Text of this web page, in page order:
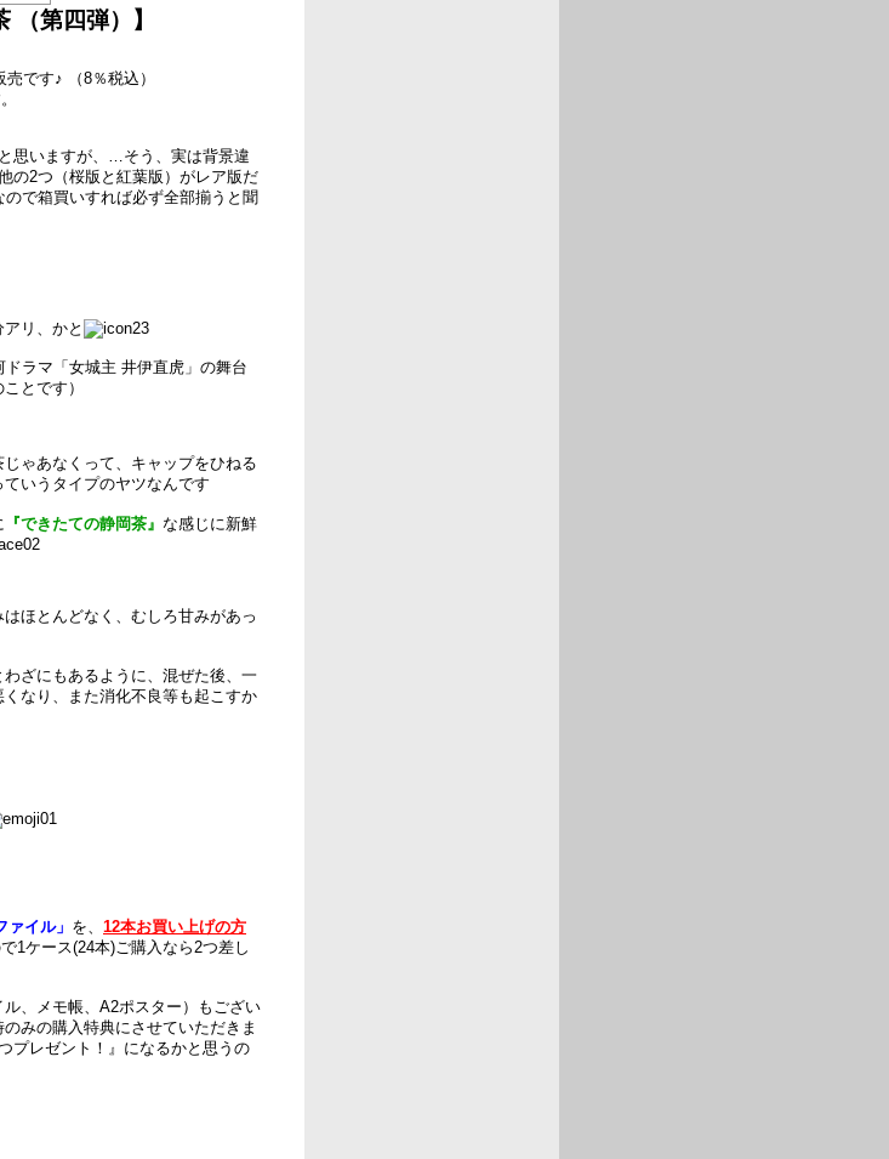
（第四弾）】
です♪ （8％税込）
思いますが、…そう、実は背景違
の2つ（桜版と紅葉版）がレア版だ
で箱買いすれば必ず全部揃うと聞
リ、かと
ドラマ「女城主 井伊直虎」の舞台
ことです）
ゃあなくって、キャップをひねる
ていうタイプのヤツなんです
『できたての静岡茶』 な感じに新鮮
はほとんどなく、むしろ甘みがあっ
わざにもあるように、混ぜた後、一
なり、また消化不良等も起こすか
ァイル」 を、 12本お買い上げの方
1ケース(24本)ご購入なら2つ差し
ル、メモ帳、A2ポスター）もござい
みの購入特典にさせていただきま
プレゼント！』になるかと思うの